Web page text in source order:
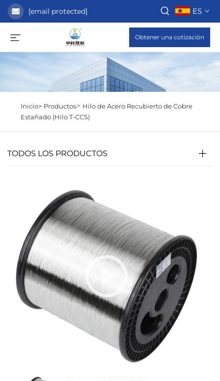
[email protected] ES
Obtener una cotización
Inicio> Productos> Hilo de Acero Recubierto de Cobre
Estañado (Hilo T-CCS)
TODOS LOS PRODUCTOS